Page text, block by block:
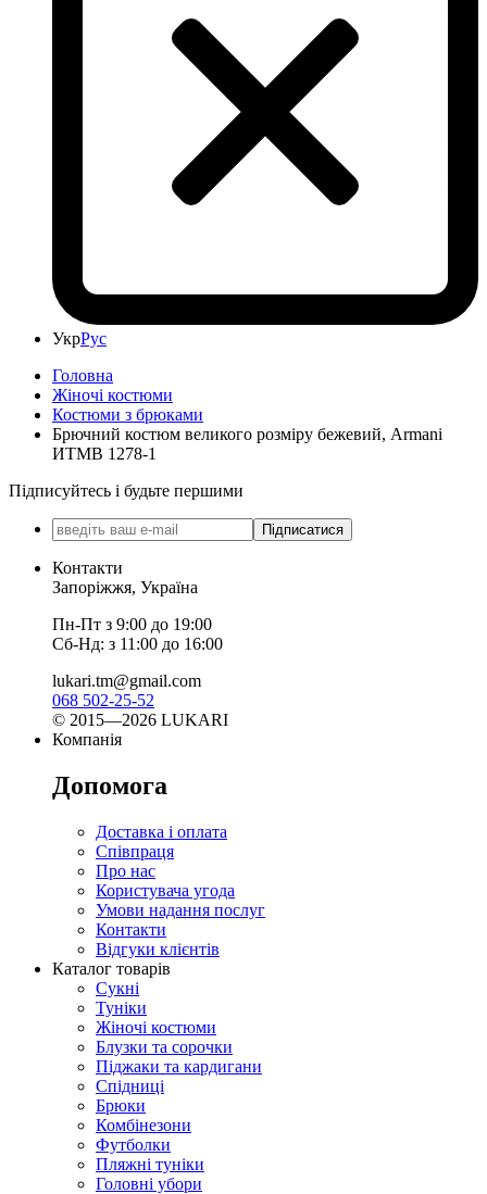
УкрРус
Головна
Жіночі костюми
Костюми з брюками
Брючний костюм великого розміру бежевий, Armani
ИТМВ 1278-1
Підписуйтесь і будьте першими
Підписатися
Контакти
Запоріжжя, Україна
Пн-Пт з 9:00 до 19:00
Сб-Нд: з 11:00 до 16:00
lukari.tm@gmail.com
068 502-25-52
© 2015—2026 LUKARI
Компанія
Допомога
Доставка і оплата
Співпраця
Про нас
Користувача угода
Умови надання послуг
Контакти
Відгуки клієнтів
Каталог товарів
Сукні
Туніки
Жіночі костюми
Блузки та сорочки
Піджаки та кардигани
Спідниці
Брюки
Комбінезони
Футболки
Пляжні туніки
Головні убори